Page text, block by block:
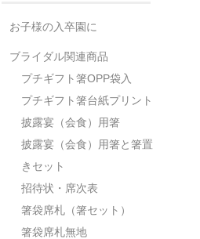
お子様の入卒園に
ブライダル関連商品
プチギフト箸OPP袋入
プチギフト箸台紙プリント
披露宴（会食）用箸
披露宴（会食）用箸と箸置
きセット
招待状・席次表
箸袋席札（箸セット）
箸袋席札無地